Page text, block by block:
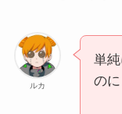
ルカ
単
のに